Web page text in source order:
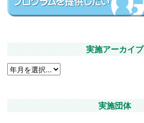
実施アーカイブ
実施団体